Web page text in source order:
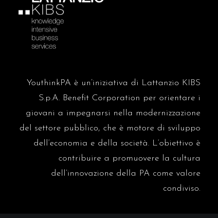
La PA assume a tempo
indeterminato, maxi-concorso
Ripam per 1.340 laureati
domenica 4 gennaio
antonionaddeo.blog
ridisegnare la Pubblica
Amministrazione
sabato 3 gennaio
Sole 24
Manovra, è arrivato
l’emendamento del governo:
dalle imprese al Pnrr
martedì 16 dicembre
antonionaddeo.blog
Oltre la presenza: come i CCNL
guidano i dirigenti verso una PA
più flessibile
YouthinkPA è un’iniziativa di Lattanzio KIBS
S.p.A. Benefit Corporation per orientare i
giovani a impegnarsi nella modernizzazione
del settore pubblico, che è motore di sviluppo
dell’economia e della società. L’obiettivo è
contribuire a promuovere la cultura
dell’innovazione della PA come valore
condiviso.